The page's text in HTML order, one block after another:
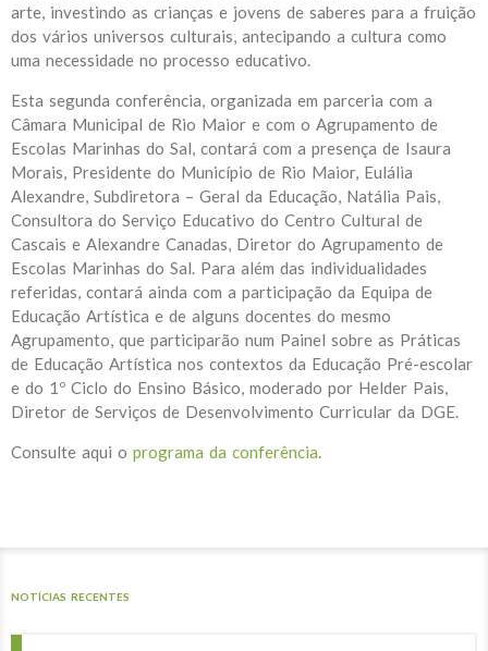
arte, investindo as crianças e jovens de saberes para a fruição
dos vários universos culturais, antecipando a cultura como
uma necessidade no processo educativo.
Esta segunda conferência, organizada em parceria com a
Câmara Municipal de Rio Maior e com o Agrupamento de
Escolas Marinhas do Sal, contará com a presença de Isaura
Morais, Presidente do Município de Rio Maior, Eulália
Alexandre, Subdiretora – Geral da Educação, Natália Pais,
Consultora do Serviço Educativo do Centro Cultural de
Cascais e Alexandre Canadas, Diretor do Agrupamento de
Escolas Marinhas do Sal. Para além das individualidades
referidas, contará ainda com a participação da Equipa de
Educação Artística e de alguns docentes do mesmo
Agrupamento, que participarão num Painel sobre as Práticas
de Educação Artística nos contextos da Educação Pré-escolar
e do 1º Ciclo do Ensino Básico, moderado por Helder Pais,
Diretor de Serviços de Desenvolvimento Curricular da DGE.
Consulte aqui o programa da conferência.
NOTÍCIAS RECENTES